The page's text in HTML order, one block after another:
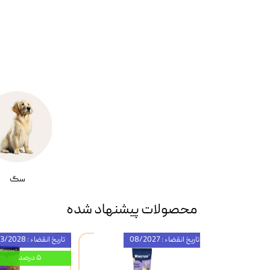
سگ
محصولات پیشنهاد شده
تاریخ انقضاء : 03/2028
۵ درصد
تاریخ انقضاء : 08/2027